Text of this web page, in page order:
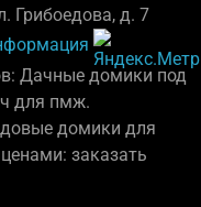
Грибоедова, д. 7
Дачные домики под
для пмж.
домики для
заказать